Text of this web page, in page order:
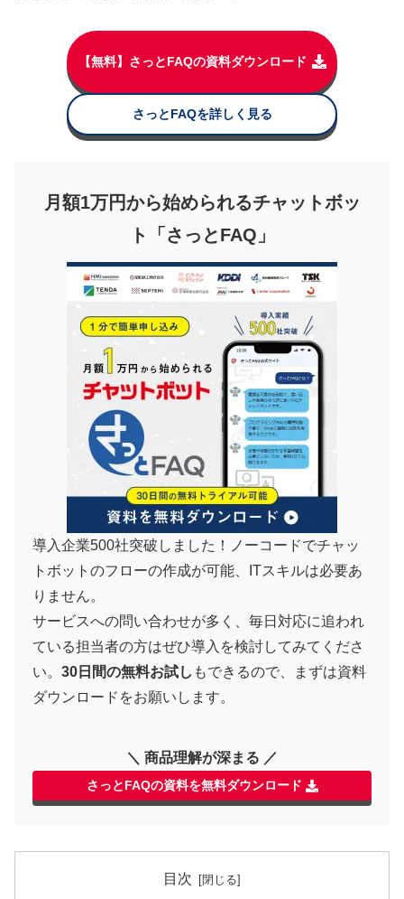
【無料】さっとFAQの資料ダウンロード
さっとFAQを詳しく見る
月額1万円から始められるチャットボッ
ト「さっとFAQ」
導入企業500社突破しました！ノーコードでチャッ
トボットのフローの作成が可能、ITスキルは必要あ
りません。
サービスへの問い合わせが多く、毎日対応に追われ
ている担当者の方はぜひ導入を検討してみてくださ
い。 30日間の無料お試し もできるので、まずは資料
ダウンロードをお願いします。
＼ 商品理解が深まる ／
さっとFAQの資料を無料ダウンロード
目次